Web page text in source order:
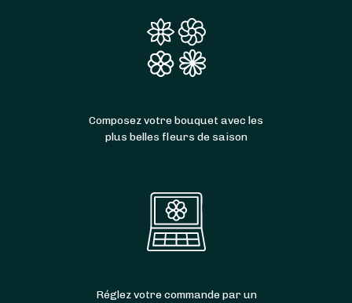
Composez votre bouquet avec les
plus belles fleurs de saison
Réglez votre commande par un